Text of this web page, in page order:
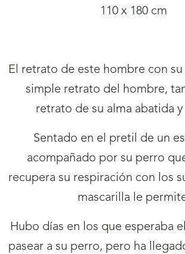
110 x 180 cm
El retrato de este hombre con
simple retrato del hombre,
retrato de su alma abatida y
Sentado en el pretil de un
acompañado por su perro
recupera su respiración con los
mascarilla le
Hubo días en los que esperaba
pasear a su perro, pero ha